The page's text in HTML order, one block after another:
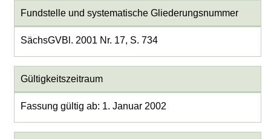
Fundstelle und systematische Gliederungsnummer
SächsGVBl. 2001 Nr. 17, S. 734
Gültigkeitszeitraum
Fassung gültig ab: 1. Januar 2002